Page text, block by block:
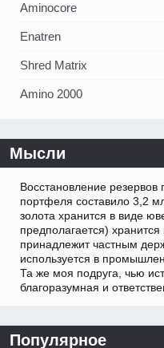
Aminocore
Enatren
Shred Matrix
Amino 2000
Мысли
Восстановление резервов
портфеля составило 3,2
золота хранится в виде
предполагается)
принадлежит частным
используется в
Та же моя подруга, чью
благоразумная и
Популярное